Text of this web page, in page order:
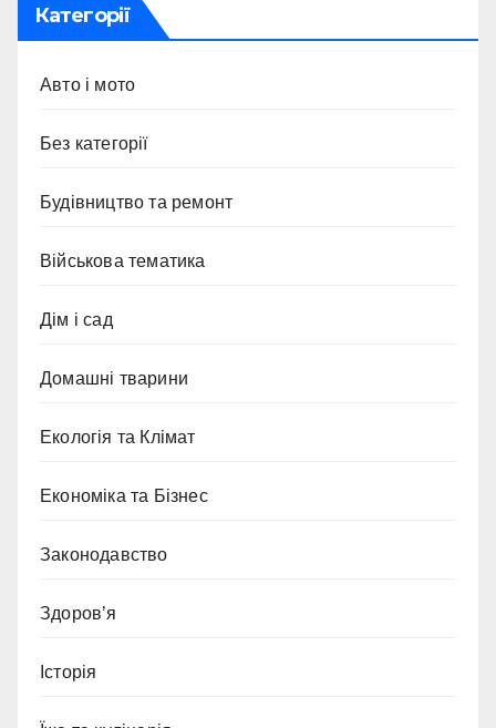
Категорії
Авто і мото
Без категорії
Будівництво та ремонт
Військова тематика
Дім і сад
Домашні тварини
Екологія та Клімат
Економіка та Бізнес
Законодавство
Здоров’я
Історія